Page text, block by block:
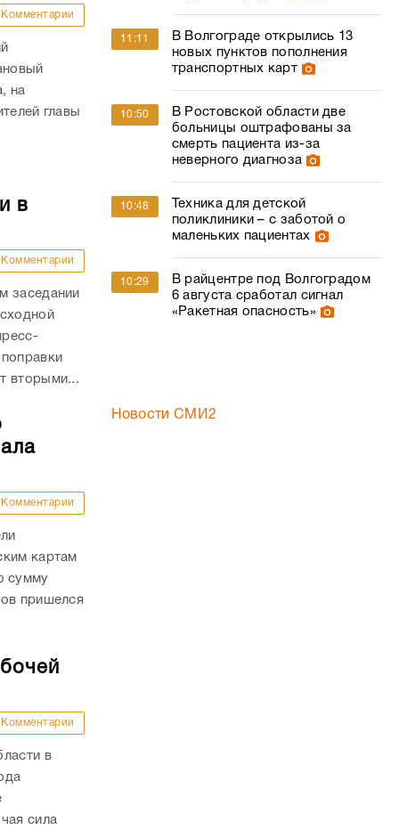
Комментарии
на
главы
в
Комментарии
заседании
вторыми...
Комментарии
картам
сумму
пришелся
Комментарии
в
сила
11:11
В Волгограде открылись 13
новых пунктов пополнения
транспортных карт
10:50
В Ростовской области две
больницы оштрафованы за
смерть пациента из-за
неверного диагноза
10:48
Техника для детской
поликлиники – с заботой о
маленьких пациентах
10:29
В райцентре под Волгоградом
6 августа сработал сигнал
«Ракетная опасность»
Новости СМИ2